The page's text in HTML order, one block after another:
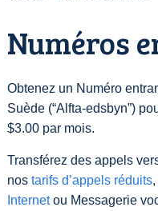
Numéros
Obtenez un Numéro
Suède (“Alfta-edsbyn”)
$3.00 par mois.
Transférez des appels
nos tarifs d’appels réduits
Internetou Messagerie